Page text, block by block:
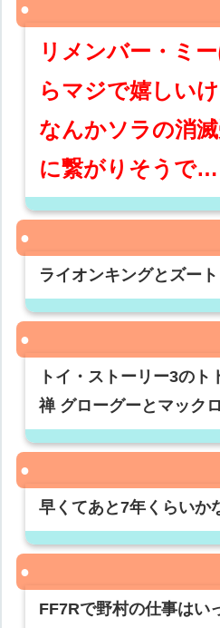
リメンバー・ミ
らマジで嬉しい
なんかソラの消
に繋がりそうで…
ライオンキングとズー
トイ・ストーリー3のト
禅 グローグーとマック
早くてあと7年くらいか
FF7Rで野村の仕事はい